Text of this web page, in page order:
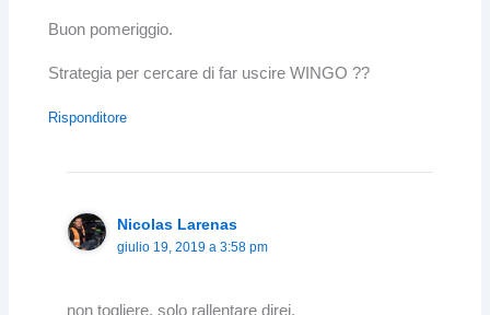
Buon pomeriggio.
Strategia per cercare di far uscire WINGO ??
Risponditore
Nicolas Larenas
giulio 19, 2019 a 3:58 pm
non togliere, solo rallentare direi.